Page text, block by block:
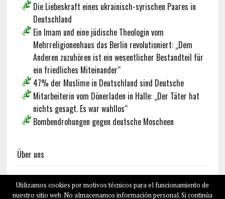
Die Liebeskraft eines ukrainisch-syrischen Paares in
Deutschland
Ein Imam und eine jüdische Theologin vom
Mehrreligionenhaus das Berlin revolutioniert: „Dem
Anderen zuzuhören ist ein wesentlicher Bestandteil für
ein friedliches Miteinander“
47% der Muslime in Deutschland sind Deutsche
Mitarbeiterin vom Dönerladen in Halle: „Der Täter hat
nichts gesagt. Es war wahllos“
Bombendrohungen gegen deutsche Moscheen
Über uns
Español
English
Français
Utilizamos cookies por motivos técnicos para el funcionamiento de
nuestro sitio web. No almacenamos información personal. Si continúa